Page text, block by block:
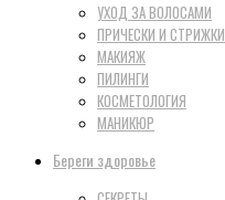
УХОД ЗА ВОЛОСАМИ
ПРИЧЕСКИ И СТРИЖКИ
МАКИЯЖ
ПИЛИНГИ
КОСМЕТОЛОГИЯ
МАНИКЮР
Береги здоровье